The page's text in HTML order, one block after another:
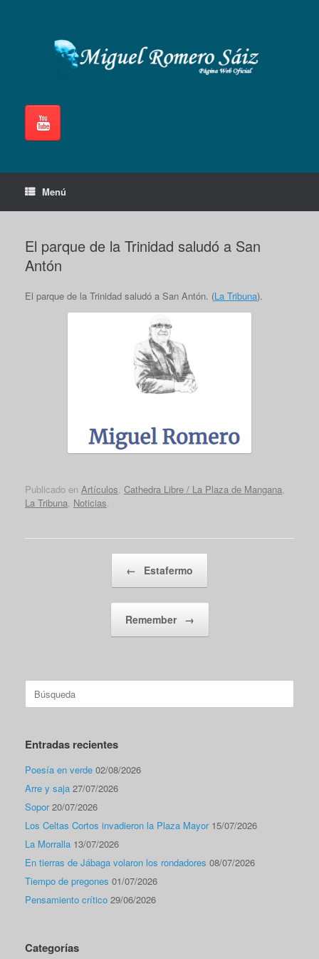
Menú
El parque de la Trinidad saludó a San
Antón
El parque de la Trinidad saludó a San Antón. (La Tribuna).
Publicado en Artículos Cathedra Libre / La Plaza de Mangana
La Tribuna Noticias
← Estafermo
Remember →
Buscar:
Entradas recientes
Poesía en verde 02/08/2026
Arre y saja 27/07/2026
Sopor 20/07/2026
Los Celtas Cortos invadieron la Plaza Mayor 15/07/2026
La Morralla 13/07/2026
En tierras de Jábaga volaron los rondadores 08/07/2026
Tiempo de pregones 01/07/2026
Pensamiento crítico 29/06/2026
Categorías